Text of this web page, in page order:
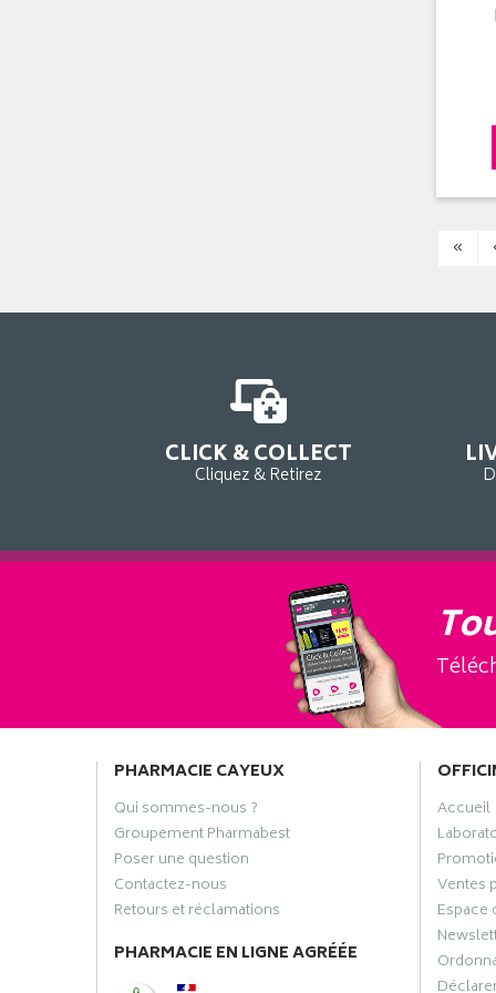
«
CLICK & COLLECT
Cliquez & Retirez
PHARMACIE CAYEUX
Qui sommes-nous ?
Groupement Pharmabest
Poser une question
Contactez-nous
Retours et réclamations
PHARMACIE EN LIGNE AGRÉÉE
Accueil
Ventes
Espace